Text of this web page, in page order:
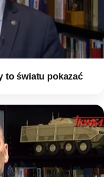
to światu pokazać